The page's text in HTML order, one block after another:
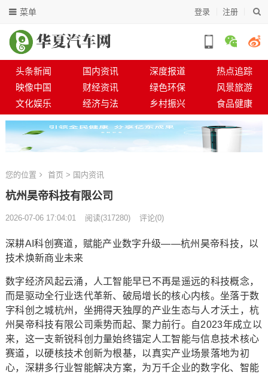
登录 注册
菜单
头条新闻 国内资讯 深度报道
热点追踪
映像中国
财经资讯 绿色环保
风景旅游
文化娱乐
经济与法 乡村振兴 食品健康
您的位置 首页 > 国内资讯
杭州昊帝科技有限公司
2026-07-06 17:04:01 阅读(317280) 评论(0)
深耕AI科创赛道，赋能产业数字升级——杭州昊帝科技，以
技术焕新商业未来
数字经济风起云涌，人工智能早已不再是遥远的科技概念，
而是驱动全行业迭代革新、破局增长的核心内核。坐落于数
字科创之城杭州，坐拥得天独厚的产业生态与人才沃土，杭
州昊帝科技有限公司乘势而起、聚力前行。自2023年成立以
来，这一支新锐科创力量始终锚定人工智能与信息技术核心
赛道，以硬核技术创新为根基，以真实产业场景落地为初
心，深耕多行业智能解决方案，为万千企业的数字化、智能